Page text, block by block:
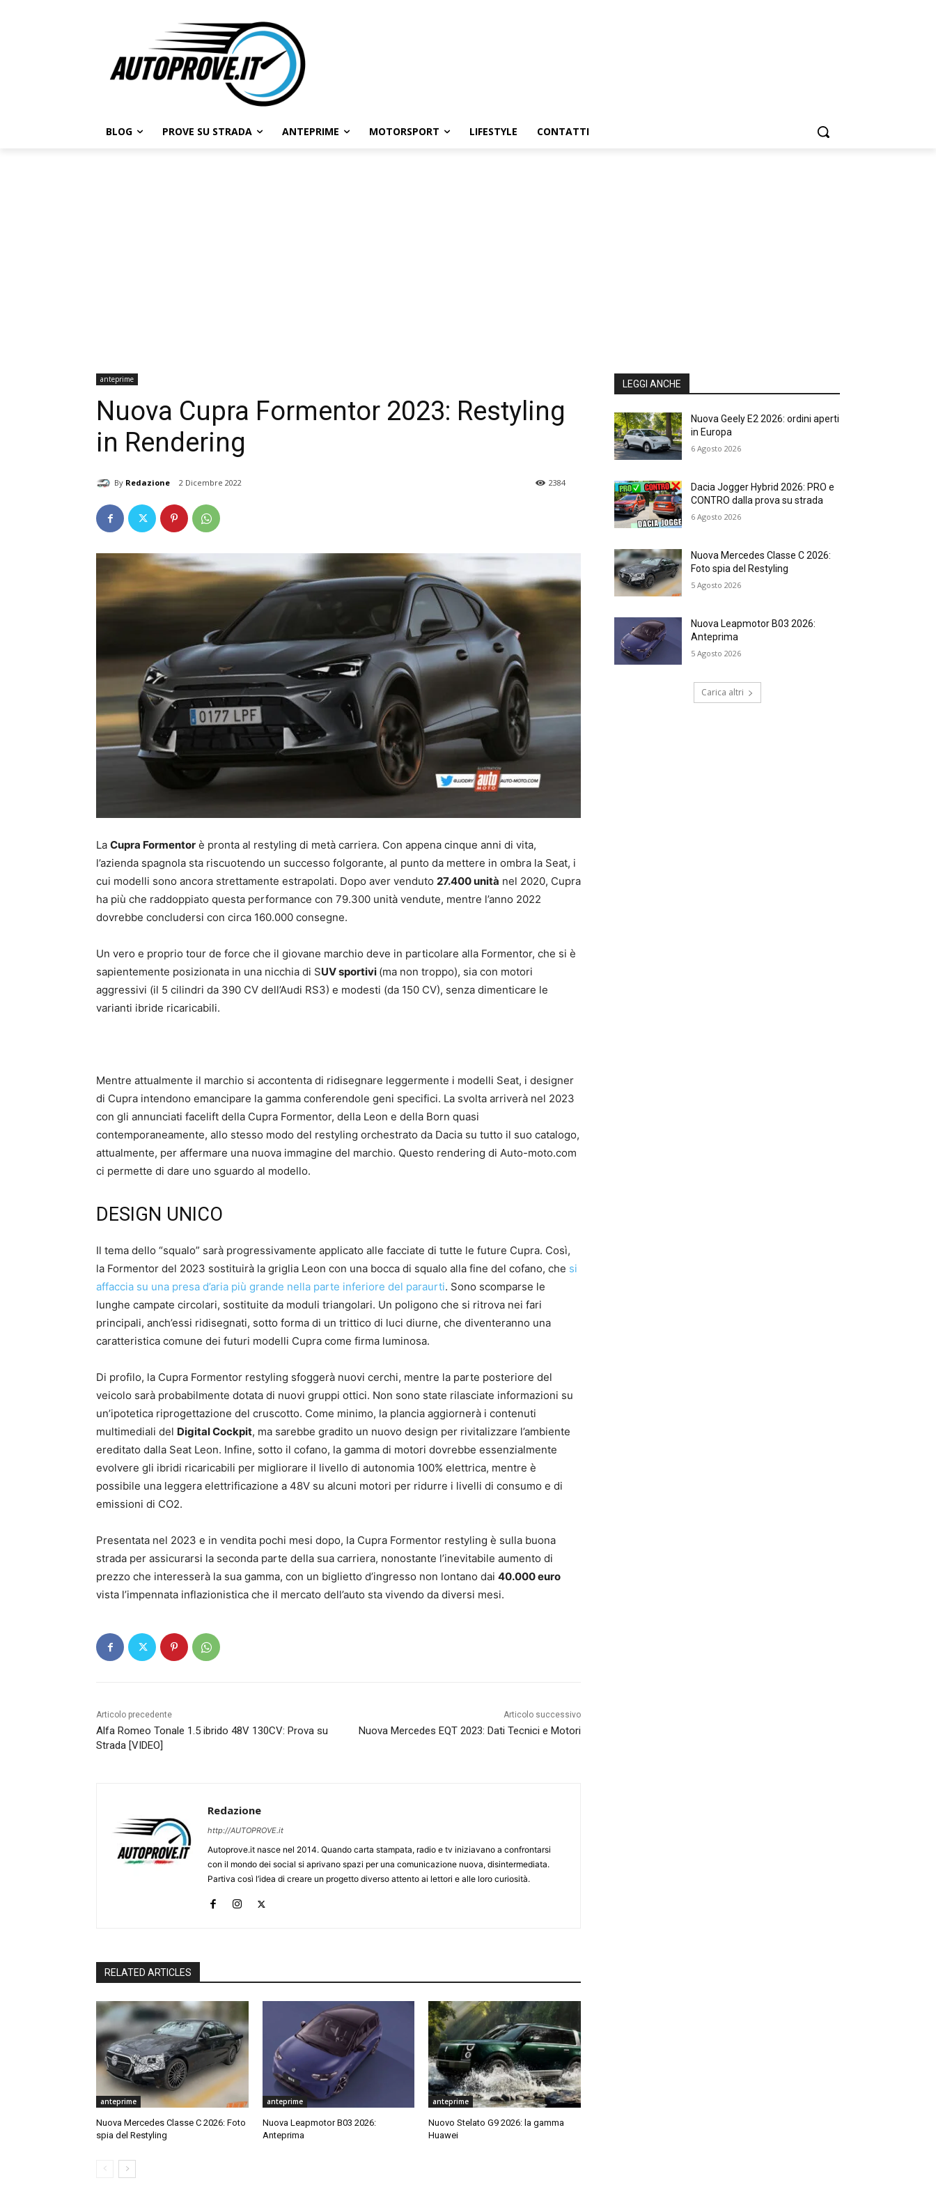
BLOG PROVE SU STRADA ANTEPRIME MOTORSPORT LIFESTYLE CONTATTI
anteprime
Nuova Cupra Formentor 2023: Restyling
in Rendering
By Redazione 2 Dicembre 2022 2384
La Cupra Formentor è pronta al restyling di metà carriera. Con appena cinque anni di vita,
l’azienda spagnola sta riscuotendo un successo folgorante, al punto da mettere in ombra la Seat, i
cui modelli sono ancora strettamente estrapolati. Dopo aver venduto 27.400 unità nel 2020, Cupra
ha più che raddoppiato questa performance con 79.300 unità vendute, mentre l’anno 2022
dovrebbe concludersi con circa 160.000 consegne.
Un vero e proprio tour de force che il giovane marchio deve in particolare alla Formentor, che si è
sapientemente posizionata in una nicchia di SUV sportivi (ma non troppo), sia con motori
aggressivi (il 5 cilindri da 390 CV dell’Audi RS3) e modesti (da 150 CV), senza dimenticare le
varianti ibride ricaricabili.
Mentre attualmente il marchio si accontenta di ridisegnare leggermente i modelli Seat, i designer
di Cupra intendono emancipare la gamma conferendole geni specifici. La svolta arriverà nel 2023
con gli annunciati facelift della Cupra Formentor, della Leon e della Born quasi
contemporaneamente, allo stesso modo del restyling orchestrato da Dacia su tutto il suo catalogo,
attualmente, per affermare una nuova immagine del marchio. Questo rendering di Auto-moto.com
ci permette di dare uno sguardo al modello.
DESIGN UNICO
Il tema dello “squalo” sarà progressivamente applicato alle facciate di tutte le future Cupra. Così,
la Formentor del 2023 sostituirà la griglia Leon con una bocca di squalo alla fine del cofano, che si
affaccia su una presa d’aria più grande nella parte inferiore del paraurti. Sono scomparse le
lunghe campate circolari, sostituite da moduli triangolari. Un poligono che si ritrova nei fari
principali, anch’essi ridisegnati, sotto forma di un trittico di luci diurne, che diventeranno una
caratteristica comune dei futuri modelli Cupra come firma luminosa.
Di profilo, la Cupra Formentor restyling sfoggerà nuovi cerchi, mentre la parte posteriore del
veicolo sarà probabilmente dotata di nuovi gruppi ottici. Non sono state rilasciate informazioni su
un’ipotetica riprogettazione del cruscotto. Come minimo, la plancia aggiornerà i contenuti
multimediali del Digital Cockpit, ma sarebbe gradito un nuovo design per rivitalizzare l’ambiente
ereditato dalla Seat Leon. Infine, sotto il cofano, la gamma di motori dovrebbe essenzialmente
evolvere gli ibridi ricaricabili per migliorare il livello di autonomia 100% elettrica, mentre è
possibile una leggera elettrificazione a 48V su alcuni motori per ridurre i livelli di consumo e di
emissioni di CO2.
Presentata nel 2023 e in vendita pochi mesi dopo, la Cupra Formentor restyling è sulla buona
strada per assicurarsi la seconda parte della sua carriera, nonostante l’inevitabile aumento di
prezzo che interesserà la sua gamma, con un biglietto d’ingresso non lontano dai 40.000 euro
vista l’impennata inflazionistica che il mercato dell’auto sta vivendo da diversi mesi.
Articolo precedente
Alfa Romeo Tonale 1.5 ibrido 48V 130CV: Prova su
Strada [VIDEO]
Articolo successivo
Nuova Mercedes EQT 2023: Dati Tecnici e Motori
Redazione
http://AUTOPROVE.it
Autoprove.it nasce nel 2014. Quando carta stampata, radio e tv iniziavano a confrontarsi
con il mondo dei social si aprivano spazi per una comunicazione nuova, disintermediata.
Partiva così l’idea di creare un progetto diverso attento ai lettori e alle loro curiosità.
RELATED ARTICLES
anteprime
Nuova Mercedes Classe C 2026: Foto
spia del Restyling
anteprime
Nuova Leapmotor B03 2026:
Anteprima
anteprime
Nuovo Stelato G9 2026: la gamma
Huawei
LEGGI ANCHE
Nuova Geely E2 2026: ordini aperti
in Europa
6 Agosto 2026
Dacia Jogger Hybrid 2026: PRO e
CONTRO dalla prova su strada
6 Agosto 2026
Nuova Mercedes Classe C 2026:
Foto spia del Restyling
5 Agosto 2026
Nuova Leapmotor B03 2026:
Anteprima
5 Agosto 2026
Carica altri